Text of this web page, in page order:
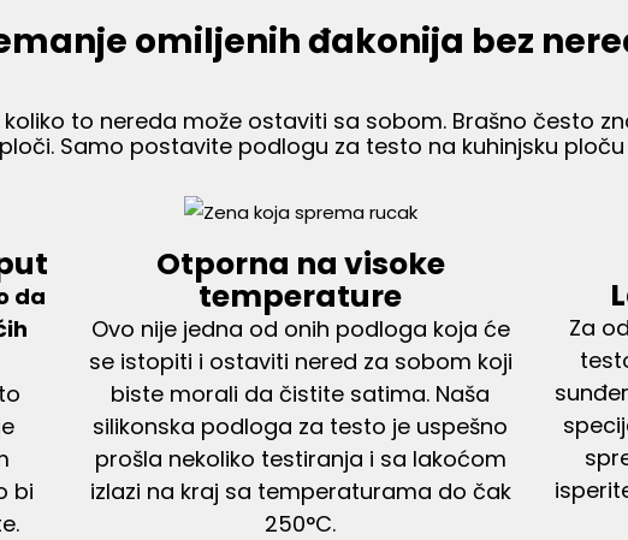
omiljenih đakonija bez
to nereda može ostaviti sa sobom. Brašno često
Samo postavite podlogu za testo na kuhinjsku ploču
da
bi
Otporna na visoke
temperature
Ovo nije jedna od onih podloga koja će
se istopiti i ostaviti nered za sobom koji
biste morali da čistite satima. Naša
silikonska podloga za testo je uspešno
prošla nekoliko testiranja i sa lakoćom
izlazi na kraj sa temperaturama do čak
250°C.
Za